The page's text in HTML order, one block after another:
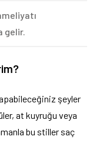
gelir.
şeyler
at kuyruğu veya
bu stiller saç